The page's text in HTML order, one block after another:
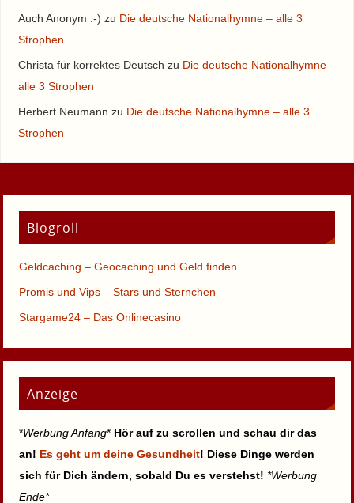
Auch Anonym :-) zu Die deutsche Nationalhymne – alle 3
Strophen
Christa für korrektes Deutsch zu Die deutsche Nationalhymne –
alle 3 Strophen
Herbert Neumann zu Die deutsche Nationalhymne – alle 3
Strophen
Blogroll
Geldcaching – Geocaching und Geld finden
Promis und Vips – Stars und Sternchen
Stargame24 – Das Onlinecasino
Anzeige
*Werbung Anfang* Hör auf zu scrollen und schau dir das
an! Es geht um deine Gesundheit! Diese Dinge werden
sich für Dich ändern, sobald Du es verstehst! *Werbung
Ende*